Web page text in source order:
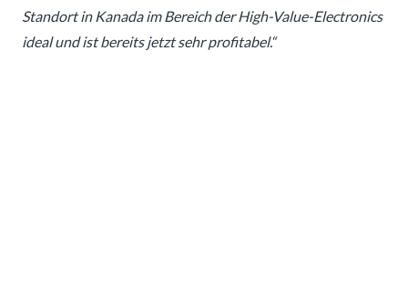
Standort in Kanada im Bereich der High-Value-Electronics
ideal und ist bereits jetzt sehr profitabel.“